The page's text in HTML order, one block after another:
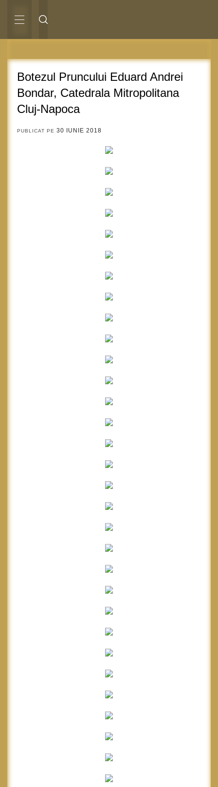
conținutMENIU
Botezul Pruncului Eduard Andrei
Bondar, Catedrala Mitropolitana
Cluj-Napoca
PUBLICAT PE 30 IUNIE 2018